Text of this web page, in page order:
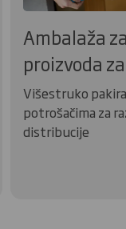
Ambalaža
proizvoda
Višestruko
potrošačima za
distribucije